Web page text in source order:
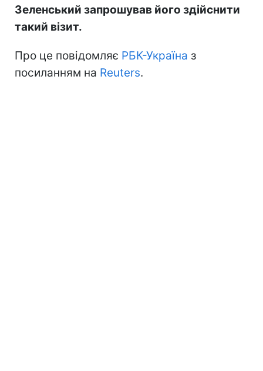
Зеленський запрошував його здійснити
такий візит.
Про це повідомляє РБК-Україна з
посиланням на Reuters.